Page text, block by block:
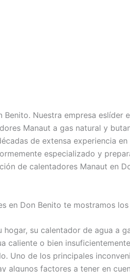
Nuestra empresa eslíder
Manaut a gas natural y
de extensa experiencia
especializado y
de calentadores Manaut en
en Don Benito te mostramos
su calentador de agua a
caliente o bien
Uno de los principales
algunos factores a tener en